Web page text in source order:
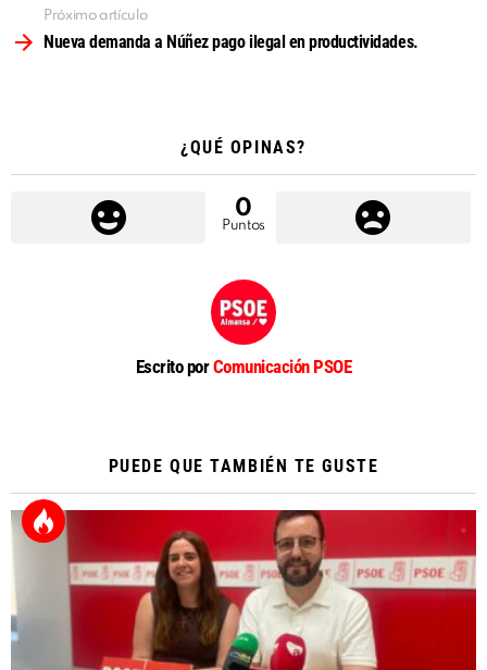
Próximo artículo
Nueva demanda a Núñez pago ilegal en productividades.
¿QUÉ OPINAS?
0
Puntos
Escrito porComunicación PSOE
PUEDE QUE TAMBIÉN TE GUSTE